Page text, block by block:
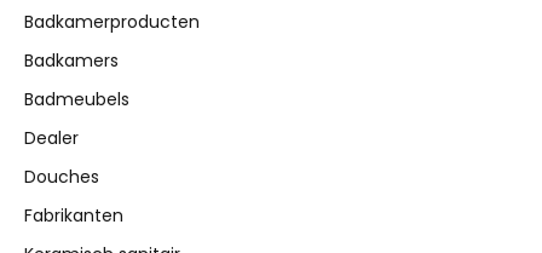
Badkamerproducten
Badkamers
Badmeubels
Dealer
Douches
Fabrikanten